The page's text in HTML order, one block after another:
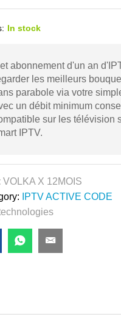
In stock
abonnement d'un an
les meilleurs
parabole via votre
un débit minimum
sur les télévision
IPTV.
VOLKA X 12MOIS
IPTV ACTIVE CODE